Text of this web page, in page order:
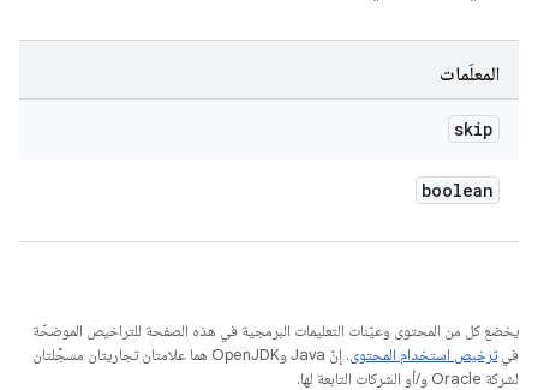
المعلَمات
skip
boolean
يخضع كل من المحتوى وعيّنات التعليمات البرمجية في هذه الصفحة للتراخيص الموضحّة
فيترخيص استخدام المحتوى
. إنّ Java وOpenJDK هما علامتان تجاريتان مسجَّلتان
لشركة Oracle و/أو الشركات التابعة لها.